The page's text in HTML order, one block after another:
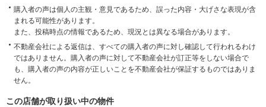
購入者の声は個人の主観・意見であるため、誤った内容・大げさな表現が含
まれる可能性があります。
また、投稿時点の情報であるため、現況とは異なる場合があります。
不動産会社による返信は、すべての購入者の声に対し確認して行われるわけ
ではありません。購入者の声に対して不動産会社が訂正等をしない場合で
も、購入者の声の内容が正しいことを不動産会社が保証するものではありま
せん。
この店舗が取り扱い中の物件